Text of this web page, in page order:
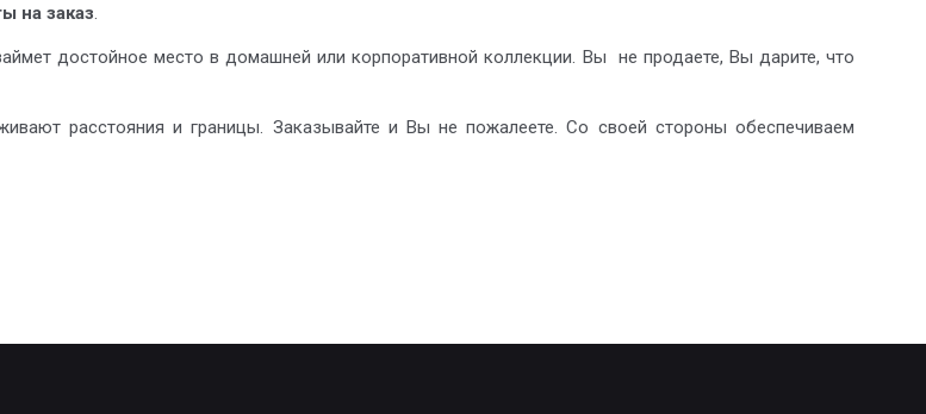
на заказ.
достойное место в домашней или корпоративной коллекции. Вы не продаете, Вы дарите, что
расстояния и границы. Заказывайте и Вы не пожалеете. Со своей стороны обеспечиваем